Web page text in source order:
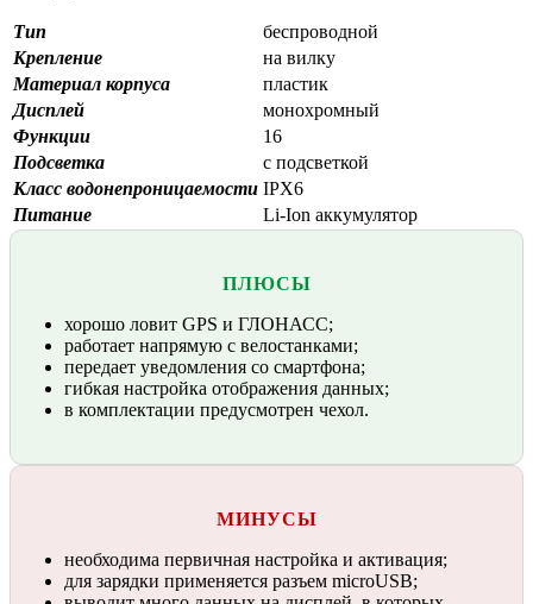
Тип
беспроводной
Крепление
на вилку
Материал корпуса
пластик
Дисплей
монохромный
Функции
16
Подсветка
с подсветкой
Класс водонепроницаемости IPX6
Питание
Li-Ion аккумулятор
ПЛЮСЫ
хорошо ловит GPS и ГЛОНАСС;
работает напрямую с велостанками;
передает уведомления со смартфона;
гибкая настройка отображения данных;
в комплектации предусмотрен чехол.
МИНУСЫ
необходима первичная настройка и активация;
для зарядки применяется разъем microUSB;